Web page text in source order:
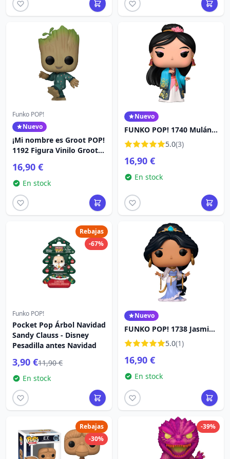
Funko POP!
Nuevo
¡Mi nombre es Groot POP!
1192 Figura Vinilo Groot
16,90 €
En stock
Nuevo
FUNKO POP! 1740 Mulán -
Disney Princesa
5.0(3)
16,90 €
En stock
Rebajas
-67%
Funko POP!
Pocket Pop Árbol Navidad
Sandy Clauss - Disney
Pesadilla antes Navidad
3,90 €11,90 €
En stock
Nuevo
FUNKO POP! 1738 Jasmine
- Disney Princese
5.0(1)
16,90 €
En stock
Rebajas
-30%
-39%